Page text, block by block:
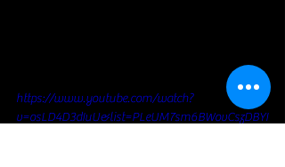
https://www.youtube.com/watch?
v=osLD4D3dIuU&list=PLeUM7sm6BWovCszDBYI